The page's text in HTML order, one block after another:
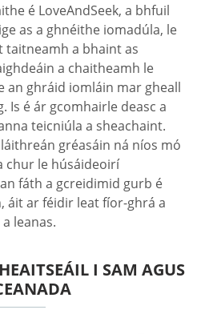
é LoveAndSeek, a bhfuil
as a ghnéithe iomadúla, le
taitneamh a bhaint as
a chaitheamh le
an ghráid iomláin mar gheall
Is é ár gcomhairle deasc a
teicniúla a sheachaint.
gréasáin ná níos mó
chur le húsáideoirí
fáth a gcreidimid gurb é
áit ar féidir leat fíor-ghrá a
leanas.
I SAM AGUS